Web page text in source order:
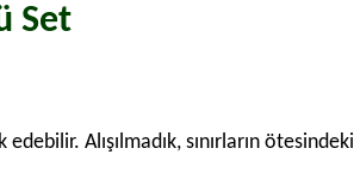
Set
Alışılmadık, sınırların ötesindeki